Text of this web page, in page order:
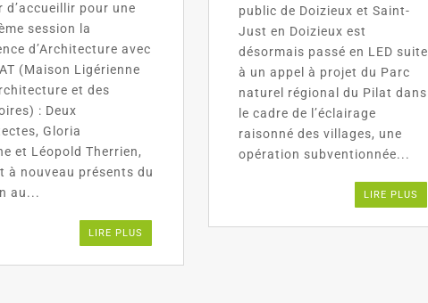
d’accueillir pour une
session la
d’Architecture avec
(Maison Ligérienne
et des
: Deux
Gloria
et Léopold Therrien,
à nouveau présents du
au...
LIRE PLUS
public de Doizieux et Saint-
Just en Doizieux est
désormais passé en LED suite
à un appel à projet du Parc
naturel régional du Pilat dans
le cadre de l’éclairage
raisonné des villages, une
opération subventionnée...
LIRE PLUS